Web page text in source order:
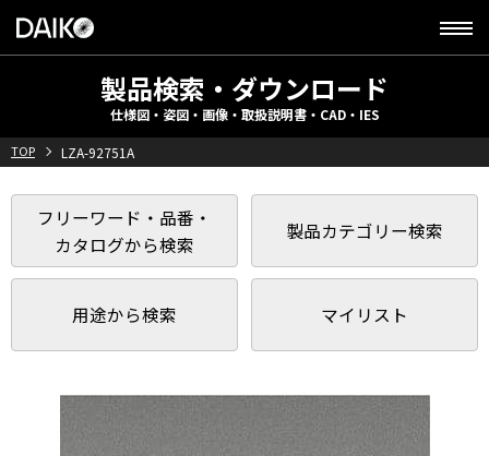
製品検索・ダウンロード
仕様図・姿図・画像・取扱説明書・CAD・IES
TOP LZA-92751A
フリーワード・品番・
カタログから検索
製品カテゴリー検索
用途から検索 マイリスト